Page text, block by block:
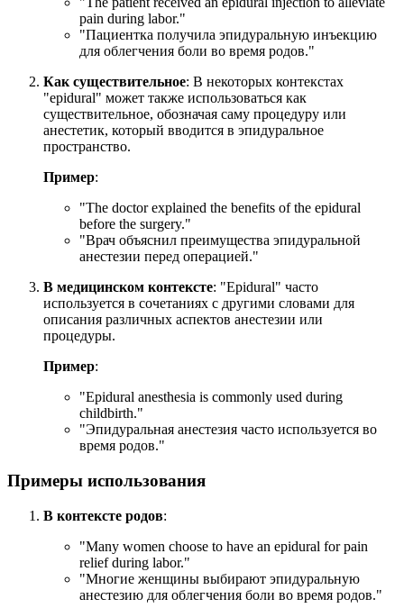
pain during labor."
"Пациентка получила эпидуральную инъекцию
для облегчения боли во время родов."
Как существительное: В некоторых контекстах
"epidural" может также использоваться как
существительное, обозначая саму процедуру или
анестетик, который вводится в эпидуральное
пространство.
Пример:
"The doctor explained the benefits of the epidural
before the surgery."
"Врач объяснил преимущества эпидуральной
анестезии перед операцией."
В медицинском контексте: "Epidural" часто
используется в сочетаниях с другими словами для
описания различных аспектов анестезии или
процедуры.
Пример:
"Epidural anesthesia is commonly used during
childbirth."
"Эпидуральная анестезия часто используется во
время родов."
Примеры использования
В контексте родов:
"Many women choose to have an epidural for pain
relief during labor."
"Многие женщины выбирают эпидуральную
анестезию для облегчения боли во время родов."